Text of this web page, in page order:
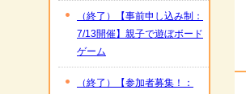
（終了）【事前申し込み制：
7/13開催】親子で遊ぼボード
ゲーム
（終了）【参加者募集！：